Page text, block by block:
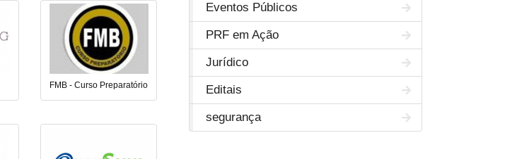
FMB - Curso Preparatório
Eventos Públicos
PRF em Ação
Jurídico
Editais
segurança